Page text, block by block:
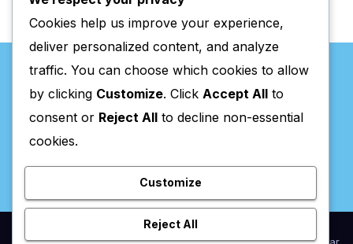
Valpaços Online
Cookies help us improve your experience,
deliver personalized content, and analyze
traffic. You can choose which cookies to allow
by clicking Customize. Click Accept All to
consent or Reject All to decline non-essential
cookies.
Customize
Reject All